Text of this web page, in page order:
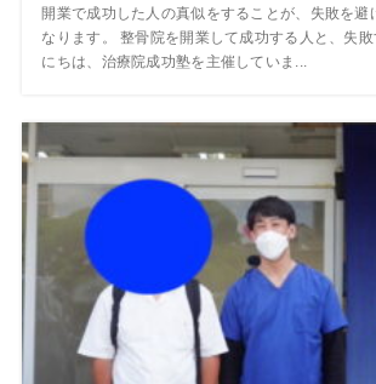
開業で成功した人の真似をすることが、失敗を避
なります。 整骨院を開業して成功する人と、失
にちは、治療院成功塾を主催していま...